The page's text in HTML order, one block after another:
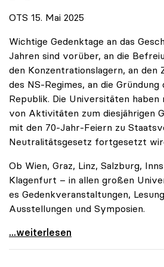
OTS 15. Mai 2025
Wichtige Gedenktage an das
Jahren sind vorüber, an die
den Konzentrationslagern, an den
des NS-Regimes, an die
Republik. Die Universitäten haben
von Aktivitäten zum diesjährigen
mit den 70-Jahr-Feiern zu
Neutralitätsgesetz fortgesetzt
Ob Wien, Graz, Linz, Salzburg,
Klagenfurt – in allen großen
es Gedenkveranstaltungen,
Ausstellungen und Symposien.
uniko-Präsidentin Brigitte Hütter
...weiterlesen